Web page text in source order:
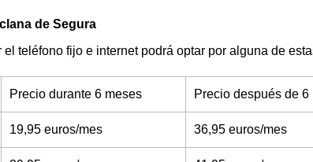
de Segura
teléfono fijo e internet podrá optar por alguna de
Precio durante 6 meses Precio después de 6
19,95 euros/mes 36,95 euros/mes